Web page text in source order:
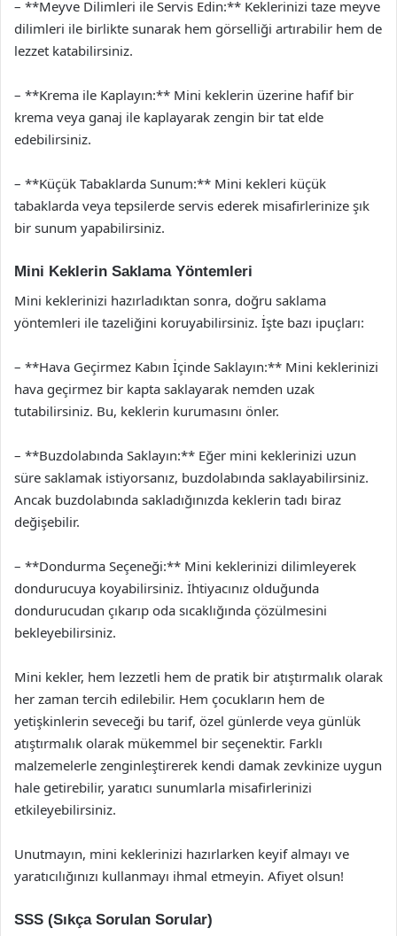
– **Meyve Dilimleri ile Servis Edin:** Keklerinizi taze meyve
dilimleri ile birlikte sunarak hem görselliği artırabilir hem de
lezzet katabilirsiniz.
– **Krema ile Kaplayın:** Mini keklerin üzerine hafif bir
krema veya ganaj ile kaplayarak zengin bir tat elde
edebilirsiniz.
– **Küçük Tabaklarda Sunum:** Mini kekleri küçük
tabaklarda veya tepsilerde servis ederek misafirlerinize şık
bir sunum yapabilirsiniz.
Mini Keklerin Saklama Yöntemleri
Mini keklerinizi hazırladıktan sonra, doğru saklama
yöntemleri ile tazeliğini koruyabilirsiniz. İşte bazı ipuçları:
– **Hava Geçirmez Kabın İçinde Saklayın:** Mini keklerinizi
hava geçirmez bir kapta saklayarak nemden uzak
tutabilirsiniz. Bu, keklerin kurumasını önler.
– **Buzdolabında Saklayın:** Eğer mini keklerinizi uzun
süre saklamak istiyorsanız, buzdolabında saklayabilirsiniz.
Ancak buzdolabında sakladığınızda keklerin tadı biraz
değişebilir.
– **Dondurma Seçeneği:** Mini keklerinizi dilimleyerek
dondurucuya koyabilirsiniz. İhtiyacınız olduğunda
dondurucudan çıkarıp oda sıcaklığında çözülmesini
bekleyebilirsiniz.
Mini kekler, hem lezzetli hem de pratik bir atıştırmalık olarak
her zaman tercih edilebilir. Hem çocukların hem de
yetişkinlerin seveceği bu tarif, özel günlerde veya günlük
atıştırmalık olarak mükemmel bir seçenektir. Farklı
malzemelerle zenginleştirerek kendi damak zevkinize uygun
hale getirebilir, yaratıcı sunumlarla misafirlerinizi
etkileyebilirsiniz.
Unutmayın, mini keklerinizi hazırlarken keyif almayı ve
yaratıcılığınızı kullanmayı ihmal etmeyin. Afiyet olsun!
SSS (Sıkça Sorulan Sorular)